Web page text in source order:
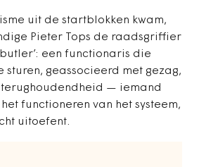
uit de startblokken kwam,
Pieter Tops de raadsgriffier
een functionaris die
sturen, geassocieerd met gezag,
— iemand
functioneren van het systeem,
uitoefent.